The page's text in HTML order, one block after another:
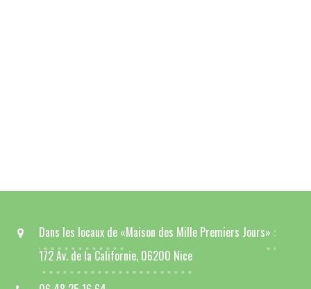
Dans les locaux de «Maison des Mille Premiers Jours» :
172 Av. de la Californie, 06200 Nice